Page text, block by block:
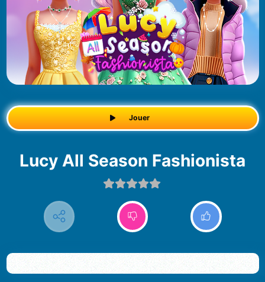
Jouer
Lucy All Season Fashionista